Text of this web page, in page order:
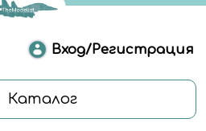
Вход/Регистрация
Каталог